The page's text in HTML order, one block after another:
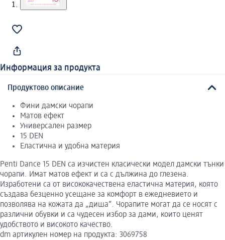
Информация за продукта
Продуктово описание
Фини дамски чорапи
Матов ефект
Универсален размер
15 DEN
Еластична и удобна материя
Penti Dance 15 DEN са изчистен класически модел дамски тънки
чорапи. Имат матов ефект и са с дължина до глезена.
Изработени са от висококачествена еластична материя, която
създава безценно усещане за комфорт в ежедневието и
позволява на кожата да „диша“. Чорапите могат да се носят с
различни обувки и са чудесен избор за дами, които ценят
удобството и високото качество.
dm артикулен номер на продукта: 3069758